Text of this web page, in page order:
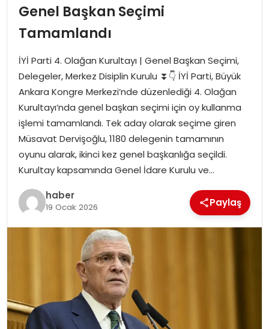
EĞITIM
SPOR
EKONOMI
MAGAZIN
DÜNYA
OTOMOBIL
Genel Başkan Seçimi
Tamamlandı
İYİ Parti 4. Olağan Kurultayı | Genel Başkan Seçimi,
Delegeler, Merkez Disiplin Kurulu ⏬👇 İYİ Parti, Büyük
Ankara Kongre Merkezi’nde düzenlediği 4. Olağan
Kurultayı’nda genel başkan seçimi için oy kullanma
işlemi tamamlandı. Tek aday olarak seçime giren
Müsavat Dervişoğlu, 1180 delegenin tamamının
oyunu alarak, ikinci kez genel başkanlığa seçildi.
Kurultay kapsamında Genel İdare Kurulu ve…
haber
19 Ocak 2026 Paylaş